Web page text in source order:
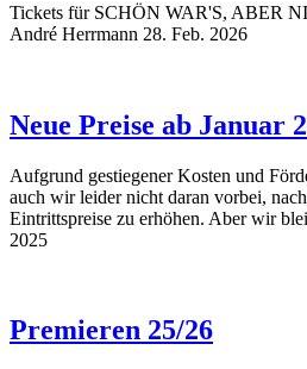
Tickets für SCHÖN WAR'S, ABER
André Herrmann 28. Feb. 2026
Neue Preise ab Januar
Aufgrund gestiegener Kosten und
auch wir leider nicht daran vorbei,
Eintrittspreise zu erhöhen. Aber wir
2025
Premieren 25/26